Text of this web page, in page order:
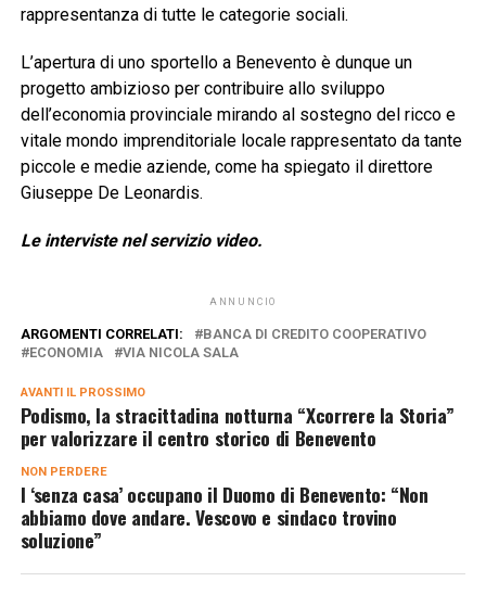
rappresentanza di tutte le categorie sociali.
L’apertura di uno sportello a Benevento è dunque un
progetto ambizioso per contribuire allo sviluppo
dell’economia provinciale mirando al sostegno del ricco e
vitale mondo imprenditoriale locale rappresentato da tante
piccole e medie aziende, come ha spiegato il direttore
Giuseppe De Leonardis.
Le interviste nel servizio video.
ANNUNCIO
ARGOMENTI CORRELATI:
BANCA DI CREDITO COOPERATIVO
ECONOMIA
VIA NICOLA SALA
AVANTI IL ​​PROSSIMO
Podismo, la stracittadina notturna “Xcorrere la Storia”
per valorizzare il centro storico di Benevento
NON PERDERE
I ‘senza casa’ occupano il Duomo di Benevento: “Non
abbiamo dove andare. Vescovo e sindaco trovino
soluzione”